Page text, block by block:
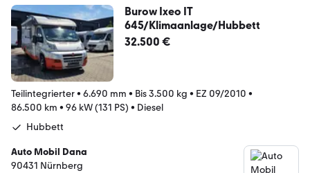
Burow Ixeo IT
645/Klimaanlage/Hubbett
32.500 €
Teilintegrierter• 6.690 mm • Bis 3.500 kg • EZ 09/2010 •
86.500 km • 96 kW (131 PS) • Diesel
Hubbett
Auto Mobil Dana
90431 Nürnberg